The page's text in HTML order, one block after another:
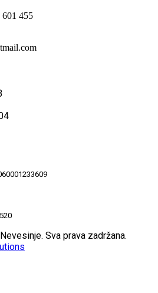
601 455
Sva prava zadržana.